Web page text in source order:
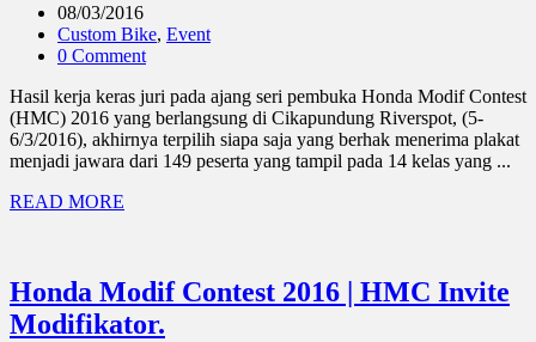
08/03/2016
Custom Bike, Event
0 Comment
Hasil kerja keras juri pada ajang seri pembuka Honda Modif Contest
(HMC) 2016 yang berlangsung di Cikapundung Riverspot, (5-
6/3/2016), akhirnya terpilih siapa saja yang berhak menerima plakat
menjadi jawara dari 149 peserta yang tampil pada 14 kelas yang ...
READ MORE
Honda Modif Contest 2016 | HMC Invite
Modifikator.